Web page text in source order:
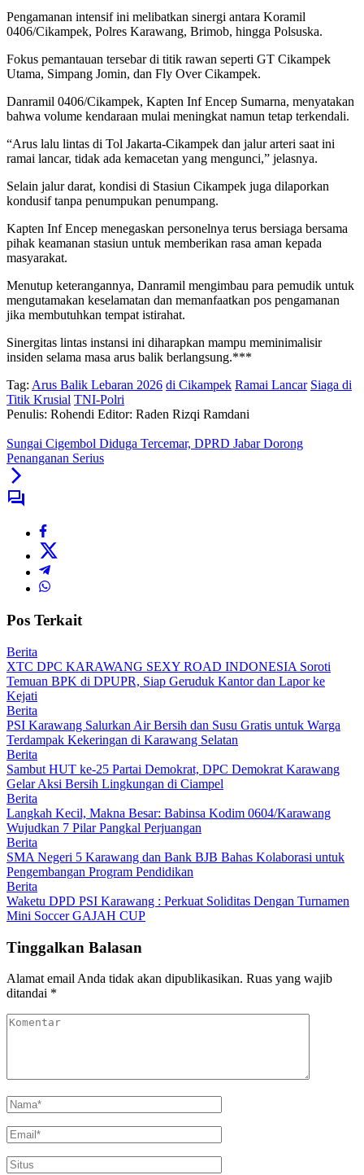
Pengamanan intensif ini melibatkan sinergi antara Koramil
0406/Cikampek, Polres Karawang, Brimob, hingga Polsuska.
Fokus pemantauan tersebar di titik rawan seperti GT Cikampek
Utama, Simpang Jomin, dan Fly Over Cikampek.
Danramil 0406/Cikampek, Kapten Inf Encep Sumarna, menyatakan
bahwa volume kendaraan mulai meningkat namun tetap terkendali.
“Arus lalu lintas di Tol Jakarta-Cikampek dan jalur arteri saat ini
ramai lancar, tidak ada kemacetan yang mengunci,” jelasnya.
Selain jalur darat, kondisi di Stasiun Cikampek juga dilaporkan
kondusif tanpa penumpukan penumpang.
Kapten Inf Encep menegaskan personelnya terus bersiaga bersama
pihak keamanan stasiun untuk memberikan rasa aman kepada
masyarakat.
Menutup keterangannya, Danramil mengimbau para pemudik untuk
mengutamakan keselamatan dan memanfaatkan pos pengamanan
jika membutuhkan tempat istirahat.
Sinergitas lintas instansi ini diharapkan mampu meminimalisir
insiden selama masa arus balik berlangsung.***
Tag: Arus Balik Lebaran 2026 di Cikampek Ramai Lancar Siaga di
Titik Krusial TNI-Polri
Penulis: Rohendi Editor: Raden Rizqi Ramdani
Sungai Cigembol Diduga Tercemar, DPRD Jabar Dorong
Penanganan Serius
Pos Terkait
Berita
XTC DPC KARAWANG SEXY ROAD INDONESIA Soroti
Temuan BPK di DPUPR, Siap Geruduk Kantor dan Lapor ke
Kejati
Berita
PSI Karawang Salurkan Air Bersih dan Susu Gratis untuk Warga
Terdampak Kekeringan di Karawang Selatan
Berita
Sambut HUT ke-25 Partai Demokrat, DPC Demokrat Karawang
Gelar Aksi Bersih Lingkungan di Ciampel
Berita
Langkah Kecil, Makna Besar: Babinsa Kodim 0604/Karawang
Wujudkan 7 Pilar Pangkal Perjuangan
Berita
SMA Negeri 5 Karawang dan Bank BJB Bahas Kolaborasi untuk
Pengembangan Program Pendidikan
Berita
Waketu DPD PSI Karawang : Perkuat Soliditas Dengan Turnamen
Mini Soccer GAJAH CUP
Tinggalkan Balasan
Alamat email Anda tidak akan dipublikasikan. Ruas yang wajib
ditandai *